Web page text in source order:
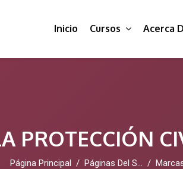
Inicio Cursos Acerca
PROTECCIÓN
Página Principal Páginas Del Sitio